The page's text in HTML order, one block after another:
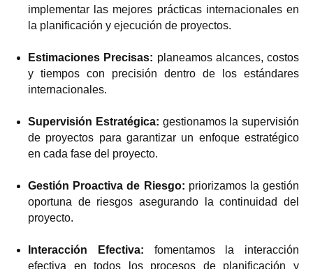
implementar las mejores prácticas internacionales en
la planificación y ejecución de proyectos.
Estimaciones Precisas: planeamos alcances, costos
y tiempos con precisión dentro de los estándares
internacionales.
Supervisión Estratégica: gestionamos la supervisión
de proyectos para garantizar un enfoque estratégico
en cada fase del proyecto.
Gestión Proactiva de Riesgo: priorizamos la gestión
oportuna de riesgos asegurando la continuidad del
proyecto.
Interacción Efectiva: fomentamos la interacción
efectiva en todos los procesos de planificación y